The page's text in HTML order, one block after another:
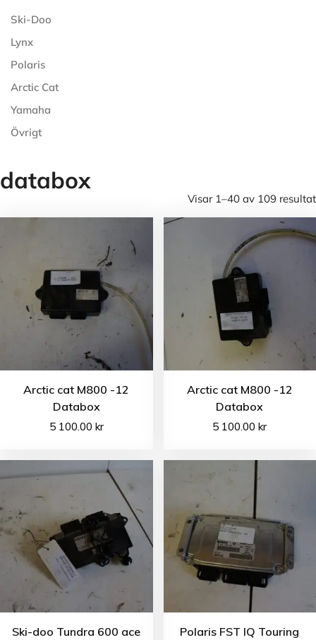
Ski-Doo
Lynx
Polaris
Arctic Cat
Yamaha
Övrigt
databox
Visar 1–40 av 109 resultat
Arctic cat M800 -12
Databox
5 100.00 kr
Arctic cat M800 -12
Databox
5 100.00kr
Ski-doo Tundra 600 ace
Polaris FST IQ Touring